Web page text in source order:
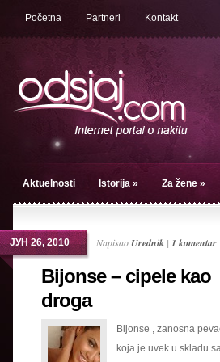
Početna Partneri Kontakt
Aktuelnosti Istorija » Za žene »
ЈУН 26, 2010 Napisao Urednik | 1 komentar
Bijonse – cipele kao
droga
Bijonse , zanosna
koja je uvek u skladu